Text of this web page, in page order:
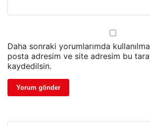
Daha sonraki yorumlarımda
posta adresim ve site adresim bu
kaydedilsin.